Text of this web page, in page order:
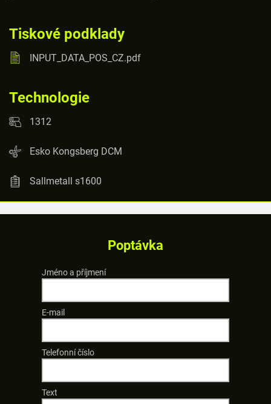
Tiskové podklady
INPUT_DATA_POS_CZ.pdf
Technologie
1312
Esko Kongsberg DCM
Sallmetall s1600
Poptávka
Jméno a příjmení
E-mail
Telefonní číslo
Text